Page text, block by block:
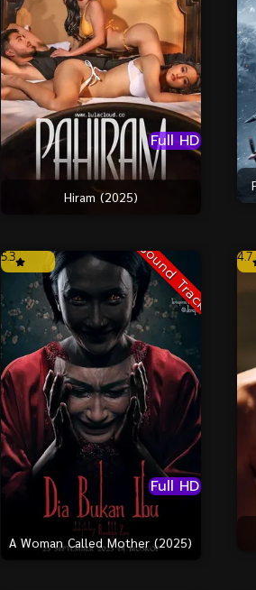
Full HD
Hiram (2025)
Sound Track
Full HD
5.3
A Woman Called Mother (2025)
4.7